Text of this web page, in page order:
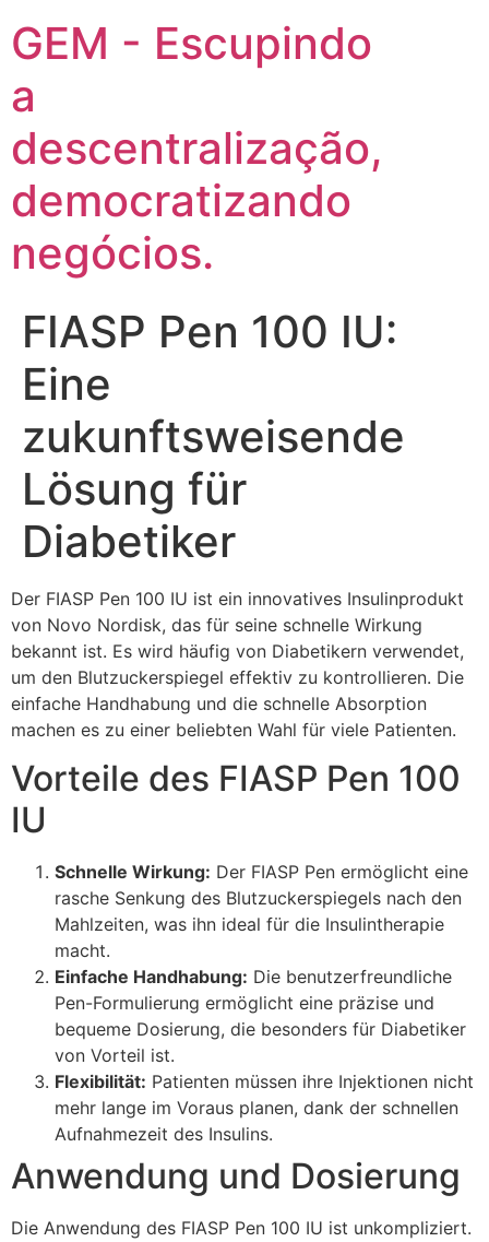
GEM - Escupindo
a
descentralização,
democratizando
negócios.
FIASP Pen 100 IU:
Eine
zukunftsweisende
Lösung für
Diabetiker
Der FIASP Pen 100 IU ist ein innovatives Insulinprodukt
von Novo Nordisk, das für seine schnelle Wirkung
bekannt ist. Es wird häufig von Diabetikern verwendet,
um den Blutzuckerspiegel effektiv zu kontrollieren. Die
einfache Handhabung und die schnelle Absorption
machen es zu einer beliebten Wahl für viele Patienten.
Vorteile des FIASP Pen 100
IU
Schnelle Wirkung: Der FIASP Pen ermöglicht eine
rasche Senkung des Blutzuckerspiegels nach den
Mahlzeiten, was ihn ideal für die Insulintherapie
macht.
Einfache Handhabung: Die benutzerfreundliche
Pen-Formulierung ermöglicht eine präzise und
bequeme Dosierung, die besonders für Diabetiker
von Vorteil ist.
Flexibilität: Patienten müssen ihre Injektionen nicht
mehr lange im Voraus planen, dank der schnellen
Aufnahmezeit des Insulins.
Anwendung und Dosierung
Die Anwendung des FIASP Pen 100 IU ist unkompliziert.